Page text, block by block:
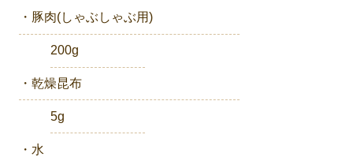
・豚肉(しゃぶしゃぶ用)
200g
・乾燥昆布
5g
・水